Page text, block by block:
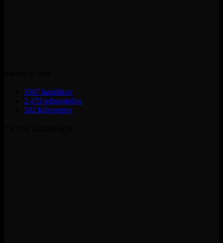
3567 fanúšikov
2 470 odberateľov
502 followerov